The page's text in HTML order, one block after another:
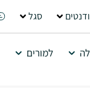
סגל
למורים